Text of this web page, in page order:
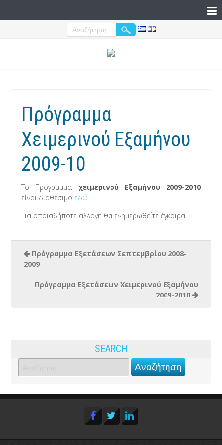
Πρόγραμμα
Χειμερινού Εξαμήνου
2009-10
Το Πρόγραμμα χειμερινού Εξαμήνου 2009-2010
είναι διαθέσιμο εδώ.
Για οποιαδήποτε αλλαγή θα ενημερωθείτε έγκαιρα.
Πρόγραμμα Εξετάσεων Σεπτεμβρίου 2008-
2009
Πρόγραμμα Εξετάσεων Χειμερινού Εξαμήνου
2009-2010
SEARCH